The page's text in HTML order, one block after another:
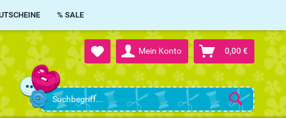
Mein Konto 0,00 €
% SALE